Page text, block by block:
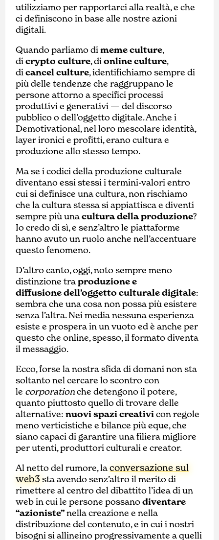
utilizziamo per rapportarci alla realtà, e che
ci definiscono in base alle nostre azioni
digitali.
Quando parliamo dimeme culture,
dicrypto culture, dionline culture,
dicancel culture, identifichiamo sempre di
più delle tendenze che raggruppano le
persone attorno a specifici processi
produttivi e generativi — del discorso
pubblico o dell’oggetto digitale. Anche i
Demotivational, nel loro mescolare identità,
layer ironici e profitti, erano cultura e
produzione allo stesso tempo.
Ma se i codici della produzione culturale
diventano essi stessi i termini-valori entro
cui si definisce una cultura, non rischiamo
che la cultura stessa si appiattisca e diventi
sempre più unacultura della produzione?
Io credo di sì, e senz’altro le piattaforme
hanno avuto un ruolo anche nell’accentuare
questo fenomeno.
D’altro canto, oggi, noto sempre meno
distinzione traproduzione e
diffusionedell’oggetto culturale digitale:
sembra che una cosa non possa più esistere
senza l’altra. Nei media nessuna esperienza
esiste e prospera in un vuoto ed è anche per
questo che online, spesso, il formato diventa
il messaggio.
Ecco, forse la nostra sfida di domani non sta
soltanto nel cercare lo scontro con
le corporationche detengono il potere,
quanto piuttosto quello di trovare delle
alternative:nuovi spazi creativi con regole
meno verticistiche e bilance più eque, che
siano capaci di garantire una filiera migliore
per utenti, produttori culturali e creator.
Al netto del rumore, laconversazione sul
web3 sta avendo senz’altro il merito di
rimettere al centro del dibattito l’idea di un
web in cui le persone possanodiventare
“azioniste”nella creazione e nella
distribuzione del contenuto, e in cui i nostri
bisogni si allineino progressivamente a quelli